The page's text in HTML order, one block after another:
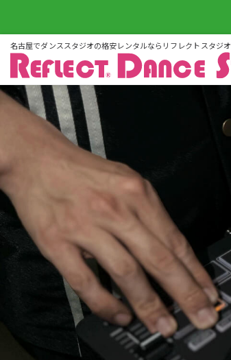
名古屋でダンススタジオの格安レンタルならリフレクトスタジオ